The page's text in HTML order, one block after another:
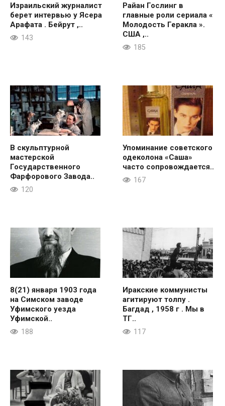
Израильский журналист
берет интервью у Ясера
Арафата . Бейрут ,..
143
Райан Гослинг в
главные роли сериала «
Молодость Геракла ».
США ,..
185
В скульптурной
мастерской
Государственного
Фарфорового Завода..
120
Упоминание советского
одеколона «Саша»
часто сопровождается..
167
8(21) января 1903 года
на Симском заводе
Уфимского уезда
Уфимской..
188
Иракские коммунисты
агитируют толпу .
Багдад , 1958 г . Мы в
ТГ..
117